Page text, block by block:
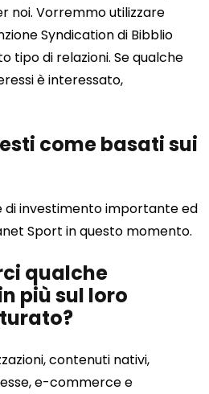
noi. Vorremmo utilizzare
Syndication di Bibblio
tipo di relazioni. Se qualche
è interessato,
come basati sui
di investimento importante ed
Sport in questo momento.
qualche
più sul loro
contenuti nativi,
e-commerce e